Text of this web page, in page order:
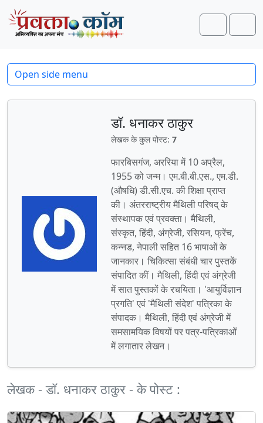
Skip to content
Skip to footer
Search
डॉ. धनाकर ठाकुर
लेखक के कुल पोस्ट: 7
फारबिसगंज, अररिया में 10 अप्रैल,
1955 को जन्‍म। एम.बी.बी.एस., एम.डी.
(औषधि) डी.सी.एच. की शिक्षा प्राप्‍त
की। अंतरराष्‍ट्रीय मैथिली परिषद् के
संस्‍थापक एवं प्रवक्‍ता। मैथिली,
संस्‍कृत, हिंदी, अंग्रेजी, रसियन, फ्रेंच,
कन्‍नड, नेपाली सहित 16 भाषाओं के
जानकार। चिकित्‍सा संबंधी चार पुस्‍तकें
संपादित कीं। मैथिली, हिंदी एवं अंग्रेजी
में सात पुस्‍तकों के रचयिता। 'आयुर्विज्ञान
प्रगति' एवं 'मैथिली संदेश' पत्रिका के
संपादक। मैथिली, हिंदी एवं अंग्रेजी में
समसामयिक विषयों पर पत्र-पत्रिकाओं
में लगातार लेखन।
लेखक - डॉ. धनाकर ठाकुर - के पोस्ट :
Open side menu